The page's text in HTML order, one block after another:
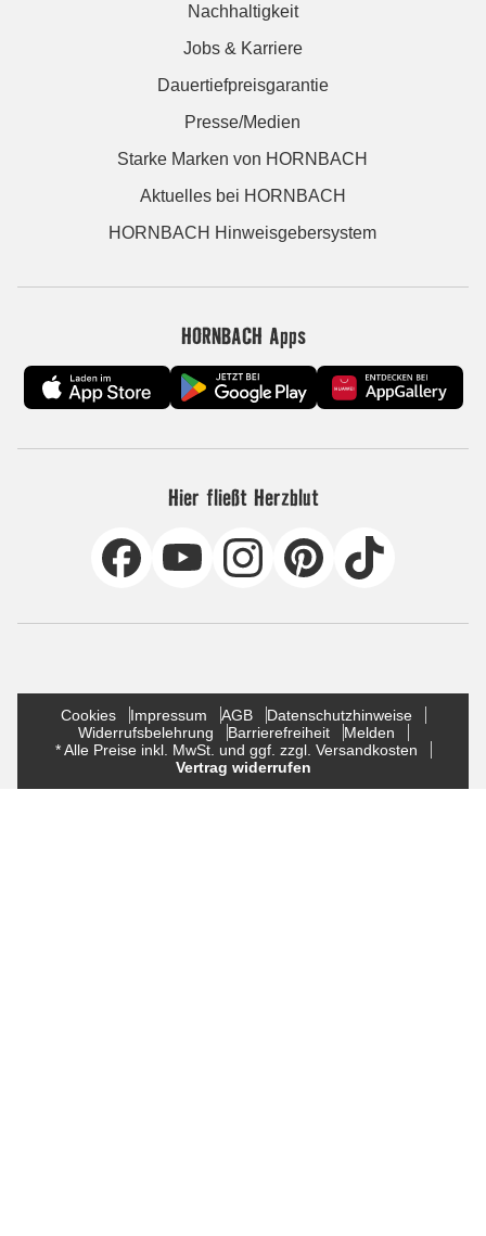
Nachhaltigkeit
Jobs & Karriere
Dauertiefpreisgarantie
Presse/Medien
Starke Marken von HORNBACH
Aktuelles bei HORNBACH
HORNBACH Hinweisgebersystem
HORNBACH Apps
Hier fließt Herzblut
Cookies Impressum AGB
Datenschutzhinweise
Widerrufsbelehrung
Barrierefreiheit
Melden
* Alle Preise inkl. MwSt. und ggf. zzgl. Versandkosten
Vertrag widerrufen